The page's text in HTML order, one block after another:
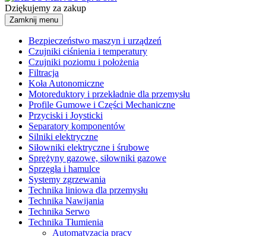
Dziękujemy za zakup
Zamknij menu
Bezpieczeństwo maszyn i urządzeń
Czujniki ciśnienia i temperatury
Czujniki poziomu i położenia
Filtracja
Koła Autonomiczne
Motoreduktory i przekładnie dla przemysłu
Profile Gumowe i Części Mechaniczne
Przyciski i Joysticki
Separatory komponentów
Silniki elektryczne
Siłowniki elektryczne i śrubowe
Sprężyny gazowe, siłowniki gazowe
Sprzęgła i hamulce
Systemy zgrzewania
Technika liniowa dla przemysłu
Technika Nawijania
Technika Serwo
Technika Tłumienia
Automatyzacja pracy